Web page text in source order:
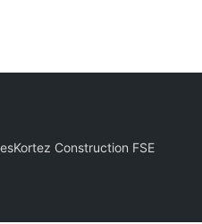
Kortez Construction FSE